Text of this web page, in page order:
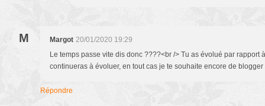
M Margot 20/01/2020 19:29
Le temps passe vite dis donc ????<br /> Tu as évolué par rapport
continueras à évoluer, en tout cas je te souhaite encore de
Répondre